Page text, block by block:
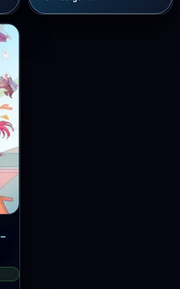
Key – EUROPE